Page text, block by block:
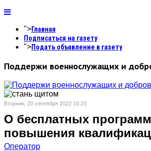
">Главная
Подписаться на газету
">Подать объявление в газету
Поддержи военнослужащих и
Вторник, 20 сентября 2022 10:23
О бесплатных
повышения
Оператор